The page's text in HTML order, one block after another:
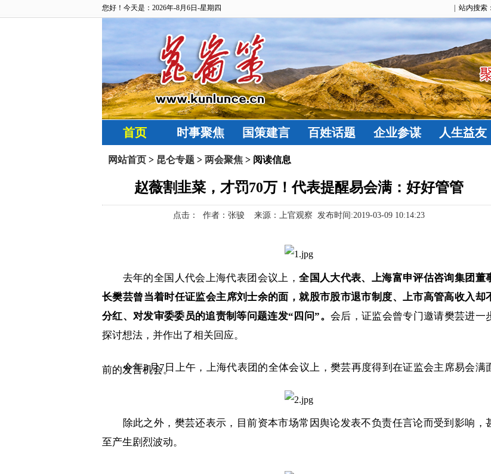
您好！今天是：2026年-8月6日-星期四 | 站内搜索：
首页 时事聚焦 国策建言 百姓话题 企业参谋 人生益友
网站首页 > 昆仑专题 > 两会聚焦 > 阅读信息
赵薇割韭菜，才罚70万！代表提醒易会满：好好管管
点击： 作者：张骏 来源：上官观察 发布时间:2019-03-09 10:14:23
去年的全国人代会上海代表团会议上，全国人大代表、上海富申评估咨询集团董
长樊芸曾当着时任证监会主席刘士余的面，就股市股市退市制度、上市高管高收入却
分红、对发审委委员的追责制等问题连发“四问”。 会后，证监会曾专门邀请樊芸进一
探讨想法，并作出了相关回应。
今年3月7 日上午，上海代表团的全体会议上，樊芸再度得到在证监会主席易会满
前的发言机会。
除此之外，樊芸还表示，目前资本市场常因舆论发表不负责任言论而受到影响，
至产生剧烈波动。